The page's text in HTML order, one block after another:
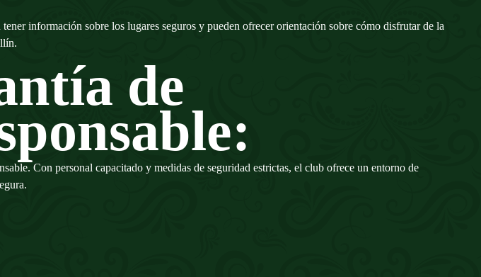
información sobre los lugares seguros y pueden ofrecer orientación sobre cómo disfrutar de la
de
Con personal capacitado y medidas de seguridad estrictas, el club ofrece un entorno de